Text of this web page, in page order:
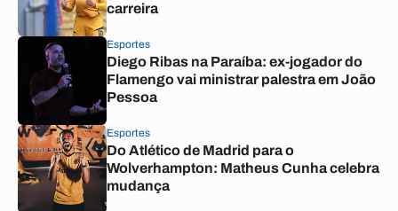
carreira
Esportes
Diego Ribas na Paraíba: ex-jogador do
Flamengo vai ministrar palestra em João
Pessoa
Esportes
Do Atlético de Madrid para o
Wolverhampton: Matheus Cunha celebra
mudança